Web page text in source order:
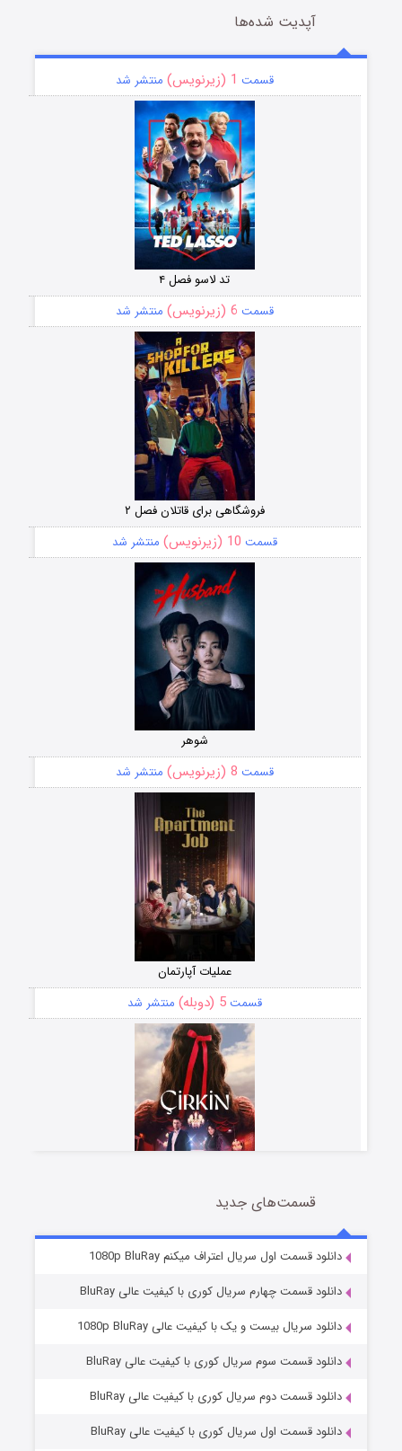
آپدیت شده‌ها
قسمت 1 (زیرنویس) منتشر شد
تد لاسو فصل ۴
قسمت 6 (زیرنویس) منتشر شد
فروشگاهی برای قاتلان فصل ۲
قسمت 10 (زیرنویس) منتشر شد
شوهر
قسمت 8 (زیرنویس) منتشر شد
عملیات آپارتمان
قسمت5 (دوبله) منتشر شد
سریال زشت
قسمت2 (زیرنویس) منتشر شد
مردگان متحرک: شهر مرده ۳
قسمت‌های جدید
دانلود قسمت اول سریال اعتراف میکنم 1080p BluRay
دانلود قسمت چهارم سریال کوری با کیفیت عالی BluRay
دانلود سریال بیست و یک با کیفیت عالی 1080p BluRay
دانلود قسمت سوم سریال کوری با کیفیت عالی BluRay
دانلود قسمت دوم سریال کوری با کیفیت عالی BluRay
دانلود قسمت اول سریال کوری با کیفیت عالی BluRay